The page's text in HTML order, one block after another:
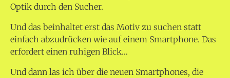
Optik durch den Sucher.
Und das beinhaltet erst das Motiv zu suchen statt
einfach abzudrücken wie auf einem Smartphone. Das
erfordert einen ruhigen Blick…
Und dann las ich über die neuen Smartphones, die